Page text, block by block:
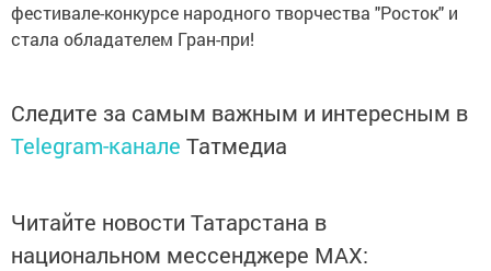
фестивале-конкурсе народного творчества "Росток" и
стала обладателем Гран-при!
Следите за самым важным и интересным в
Telegram-канале Татмедиа
Читайте новости Татарстана в
национальном мессенджере MАХ: